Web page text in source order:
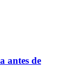
antes de